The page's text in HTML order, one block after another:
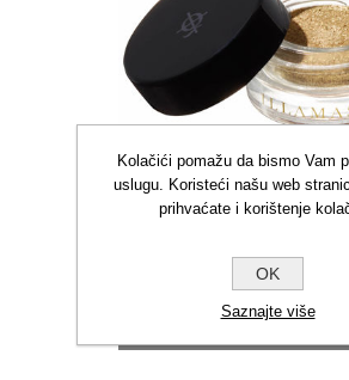
PIGMENT AVANT -
€30,50 €9,15
Kolačići pomažu da bismo Vam
uslugu. Koristeći našu web
prihvaćate i korištenje
OK
Saznajte više